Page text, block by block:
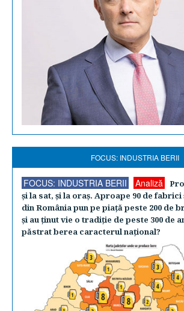
FOCUS: INDUSTRIA BERII
FOCUS: INDUSTRIA BERII Analiză
şi la sat, şi la oraş. Aproape 90 de
din România pun pe piaţă peste 200 de
şi au ţinut vie o tradiţie de peste 300 de
păstrat berea caracterul naţional?